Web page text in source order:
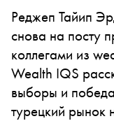
Реджеп Тайип
снова на посту
коллегами из
Wealth IQS
выборы и
турецкий рынок